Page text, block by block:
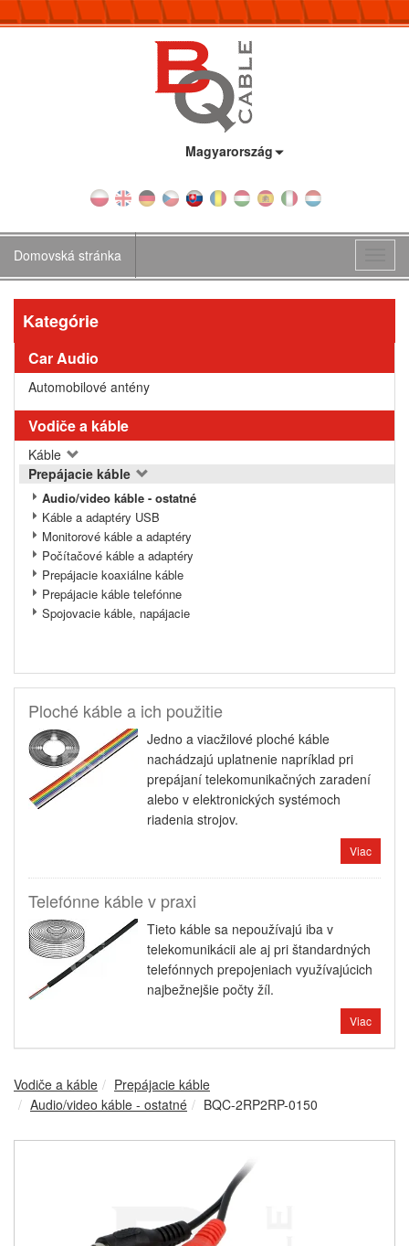
Magyarország
Domovská stránka
Kategórie
Car Audio
Automobilové antény
Vodiče a káble
Káble
Prepájacie káble
Audio/video káble - ostatné
Káble a adaptéry USB
Monitorové káble a adaptéry
Počítačové káble a adaptéry
Prepájacie koaxiálne káble
Prepájacie káble telefónne
Spojovacie káble, napájacie
Ploché káble a ich použitie
Jedno a viacžilové ploché káble
nachádzajú uplatnenie napríklad pri
prepájaní telekomunikačných zaradení
alebo v elektronických systémoch
riadenia strojov.
Viac
Telefónne káble v praxi
Tieto káble sa nepoužívajú iba v
telekomunikácii ale aj pri štandardných
telefónnych prepojeniach využívajúcich
najbežnejšie počty žíl.
Viac
Vodiče a káble
Prepájacie káble
Audio/video káble - ostatné
BQC-2RP2RP-0150